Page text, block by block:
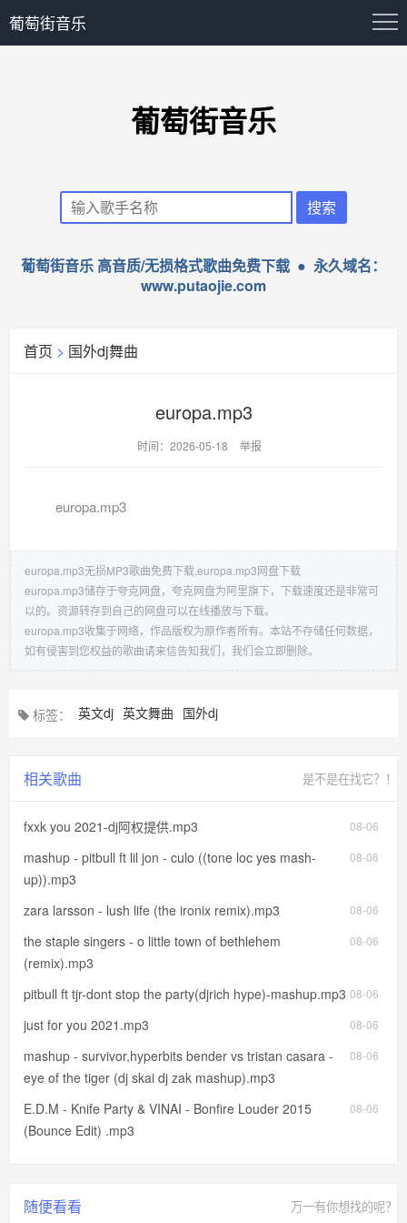
葡萄街音乐
葡萄街音乐
葡萄街音乐 高音质/无损格式歌曲免费下载 ● 永久域名：
www.putaojie.com
首页 > 国外dj舞曲
europa.mp3
时间：2026-05-18 举报
europa.mp3
europa.mp3无损MP3歌曲免费下载,europa.mp3网盘下载
europa.mp3储存于夸克网盘，夸克网盘为阿里旗下，下载速度还是非常可
以的。资源转存到自己的网盘可以在线播放与下载。
europa.mp3收集于网络，作品版权为原作者所有。本站不存储任何数据，
如有侵害到您权益的歌曲请来信告知我们，我们会立即删除。
标签： 英文dj 英文舞曲 国外dj
相关歌曲 是不是在找它？！
08-06
fxxk you 2021-dj阿权提供.mp3
08-06
mashup - pitbull ft lil jon - culo ((tone loc yes mash-
up)).mp3
08-06
zara larsson - lush life (the ironix remix).mp3
08-06
the staple singers - o little town of bethlehem
(remix).mp3
08-06
pitbull ft tjr-dont stop the party(djrich hype)-mashup.mp3
08-06
just for you 2021.mp3
08-06
mashup - survivor,hyperbits bender vs tristan casara -
eye of the tiger (dj skai dj zak mashup).mp3
08-06
E.D.M - Knife Party & VINAI - Bonfire Louder 2015
(Bounce Edit) .mp3
随便看看 万一有你想找的呢？